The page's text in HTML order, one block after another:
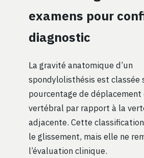
examens pour
diagnostic
La gravité anatomique d’un
spondylolisthésis est classée
pourcentage de déplacement
vertébral par rapport à la
adjacente. Cette
le glissement, mais elle ne
l’évaluation clinique.